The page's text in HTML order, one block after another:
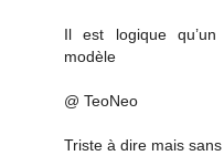
Il est logique qu’un
modèle
@ TeoNeo
Triste à dire mais